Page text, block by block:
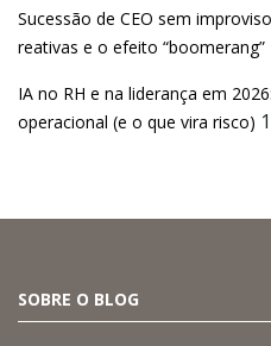
Sucessão de CEO sem
reativas e o efeito “boomerang”
IA no RH e na liderança em
operacional (e o que vira risco)
SOBRE O BLOG